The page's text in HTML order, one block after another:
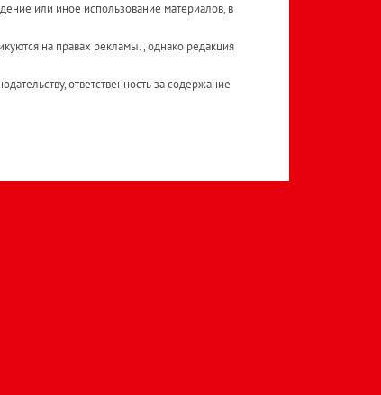
или иное использование материалов, в
на правах рекламы. , однако редакция
ответственность за содержание